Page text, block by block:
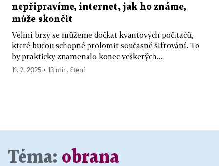
nepřipravíme, internet, jak ho známe,
může skončit
Velmi brzy se můžeme dočkat kvantových počítačů,
které budou schopné prolomit současné šifrování. To
by prakticky znamenalo konec veškerých...
11. 2. 2025 ▪ 13 min. čtení
Téma: obrana